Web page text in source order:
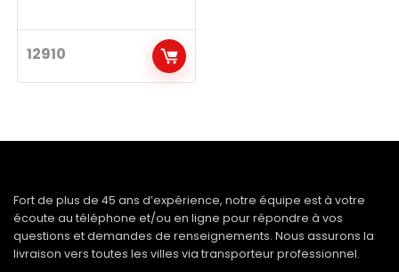
12910
Fort de plus de 45 ans d’expérience, notre équipe est à votre
écoute au téléphone et/ou en ligne pour répondre à vos
questions et demandes de renseignements. Nous assurons la
livraison vers toutes les villes via transporteur professionnel.